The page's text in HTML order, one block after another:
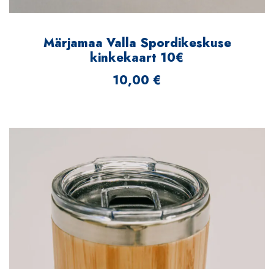
Märjamaa Valla Spordikeskuse
kinkekaart 10€
10,00 €